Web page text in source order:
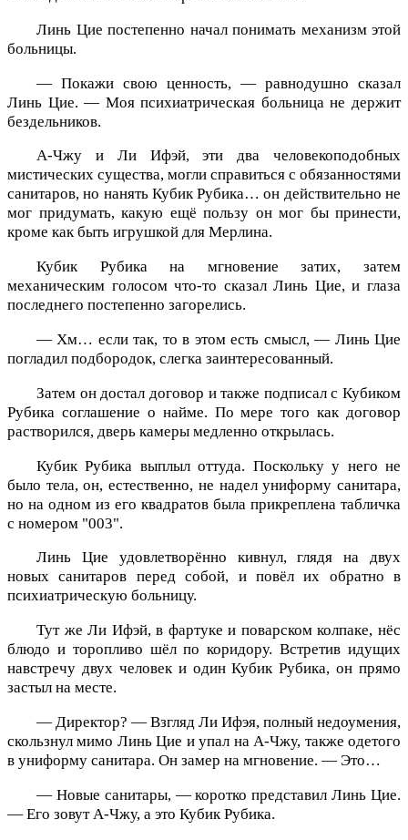
Линь Цие постепенно начал понимать механизм этой
больницы.
— Покажи свою ценность, — равнодушно сказал
Линь Цие. — Моя психиатрическая больница не держит
бездельников.
А-Чжу и Ли Ифэй, эти два человекоподобных
мистических существа, могли справиться с обязанностями
санитаров, но нанять Кубик Рубика… он действительно не
мог придумать, какую ещё пользу он мог бы принести,
кроме как быть игрушкой для Мерлина.
Кубик Рубика на мгновение затих, затем
механическим голосом что-то сказал Линь Цие, и глаза
последнего постепенно загорелись.
— Хм… если так, то в этом есть смысл, — Линь Цие
погладил подбородок, слегка заинтересованный.
Затем он достал договор и также подписал с Кубиком
Рубика соглашение о найме. По мере того как договор
растворился, дверь камеры медленно открылась.
Кубик Рубика выплыл оттуда. Поскольку у него не
было тела, он, естественно, не надел униформу санитара,
но на одном из его квадратов была прикреплена табличка
с номером "003".
Линь Цие удовлетворённо кивнул, глядя на двух
новых санитаров перед собой, и повёл их обратно в
психиатрическую больницу.
Тут же Ли Ифэй, в фартуке и поварском колпаке, нёс
блюдо и торопливо шёл по коридору. Встретив идущих
навстречу двух человек и один Кубик Рубика, он прямо
застыл на месте.
— Директор? — Взгляд Ли Ифэя, полный недоумения,
скользнул мимо Линь Цие и упал на А-Чжу, также одетого
в униформу санитара. Он замер на мгновение. — Это…
— Новые санитары, — коротко представил Линь Цие.
— Его зовут А-Чжу, а это Кубик Рубика.